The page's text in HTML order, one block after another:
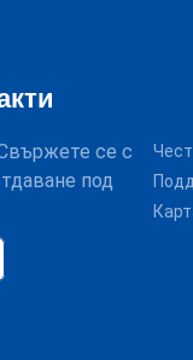
се с
под